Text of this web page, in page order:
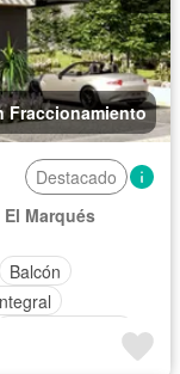
Fraccionamiento
Destacado
Marqués
Balcón
Sala polivalente